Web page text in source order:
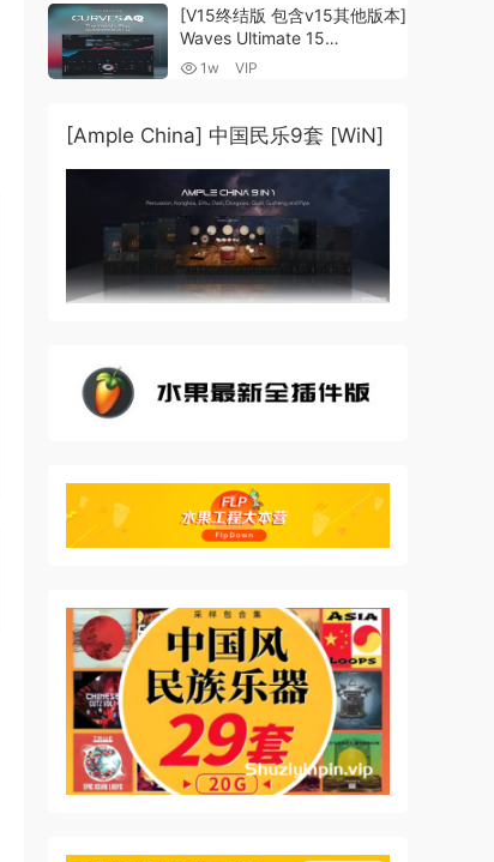
MacOSX]（80.48GB+）
[V15终结版 包含v15其他版本]
Waves Ultimate 15
v25.05.27+一键安装版+安装
（4.1GB+10.2GB+9.6GB）
1w VIP
[Ample China] 中国民乐9套 [WiN]